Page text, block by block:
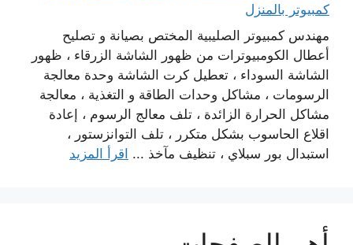
كمبيوتر بالمنزل
مهندس كمبيوتر الصليبية المختص بصيانة و تصليح
أعطال الكومبيوترات من ظهور الشاشة الزرقاء ، ظهور
الشاشة السوداء ، تعطيل كرت الشاشة وحدة معالجة
الرسومات ، مشاكل وحدات الطاقة و التغذية ، معالجة
مشاكل الحرارة الزائدة ، تلف معالج الرسوم ، إعادة
اقلاع الحاسوب بشكل متكرر ، تلف التوانزستور ،
استبدال بور سبلاي ، تنظيف مآخذ ... اقرأ المزيد